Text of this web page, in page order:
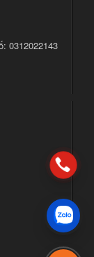
0312022143